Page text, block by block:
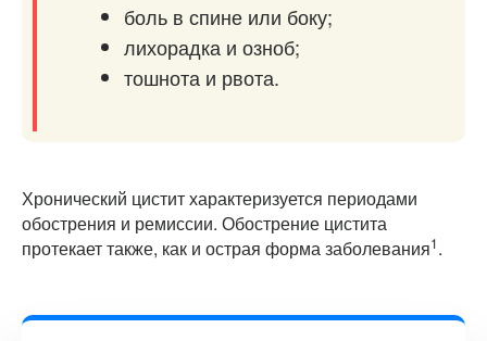
боль в спине или боку;
лихорадка и озноб;
тошнота и рвота.
Хронический цистит характеризуется периодами
обострения и ремиссии. Обострение цистита
протекает также, как и острая форма заболевания1.